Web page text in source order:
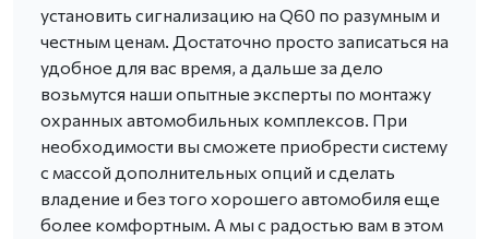
установить сигнализацию на Q60 по разумным и
честным ценам. Достаточно просто записаться на
удобное для вас время, а дальше за дело
возьмутся наши опытные эксперты по монтажу
охранных автомобильных комплексов. При
необходимости вы сможете приобрести систему
с массой дополнительных опций и сделать
владение и без того хорошего автомобиля еще
более комфортным. А мы с радостью вам в этом